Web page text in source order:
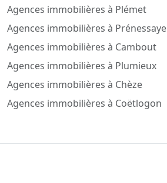
Agences immobilières à Plémet
Agences immobilières à Prénessaye
Agences immobilières à Cambout
Agences immobilières à Plumieux
Agences immobilières à Chèze
Agences immobilières à Coëtlogon